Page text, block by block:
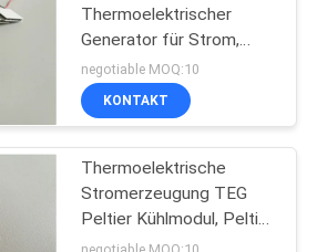
Thermoelektrischer
Generator für Strom,
Peltier Stromerzeuger
negotiable MOQ:10
KONTAKT
Thermoelektrische
Stromerzeugung TEG
Peltier Kühlmodul, Peltier
Generator